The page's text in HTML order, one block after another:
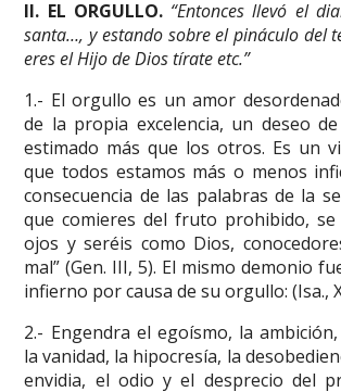
II. EL ORGULLO. “Entonces llevó el
santa…, y estando sobre el pináculo del
eres el Hijo de Dios tírate etc.”
1.- El orgullo es un amor
de la propia excelencia, un deseo
estimado más que los otros. Es un
que todos estamos más o menos
consecuencia de las palabras de la
que comieres del fruto prohibido,
ojos y seréis como Dios,
mal” (Gen. III, 5). El mismo demonio
infierno por causa de su orgullo: (Isa.,
2.- Engendra el egoísmo, la
la vanidad, la hipocresía, la
envidia, el odio y el desprecio del